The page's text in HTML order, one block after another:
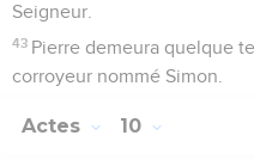
Seigneur.
43 Pierre demeura quelque
corroyeur nommé Simon.
Actes 10